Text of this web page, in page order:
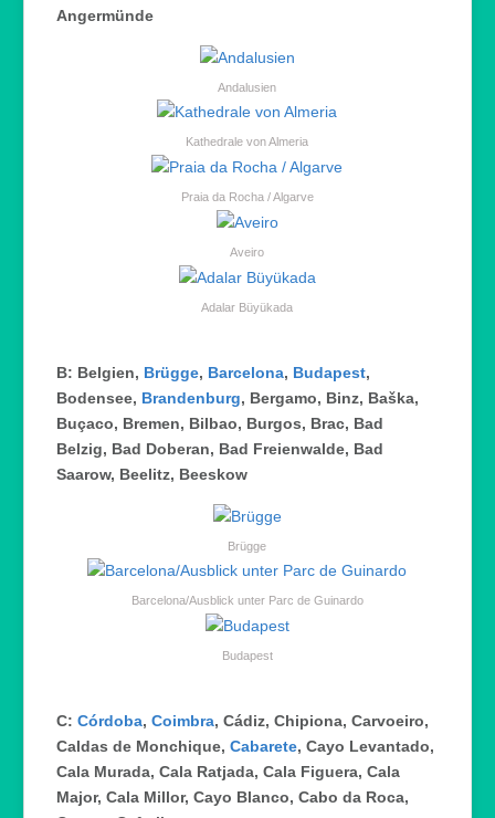
Angermünde
Andalusien
Kathedrale von Almeria
Praia da Rocha / Algarve
Aveiro
Adalar Büyükada
B: Belgien, Brügge, Barcelona, Budapest,
Bodensee, Brandenburg, Bergamo, Binz, Baška,
Buçaco, Bremen, Bilbao, Burgos, Brac, Bad
Belzig, Bad Doberan, Bad Freienwalde, Bad
Saarow, Beelitz, Beeskow
Brügge
Barcelona/Ausblick unter Parc de Guinardo
Budapest
C:Córdoba,Coimbra, Cádiz, Chipiona, Carvoeiro,
Caldas de Monchique,Cabarete, Cayo Levantado,
Cala Murada, Cala Ratjada, Cala Figuera, Cala
Major, Cala Millor, Cayo Blanco, Cabo da Roca,